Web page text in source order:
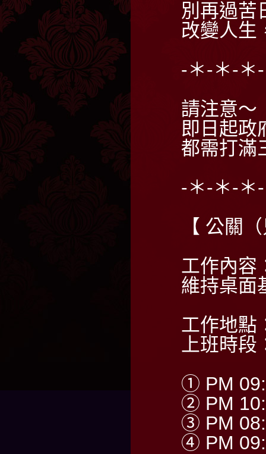
別再過苦
改變人生
-＊-＊-＊
請注意～
即日起政
都需打滿
-＊-＊-＊
【 公關
工作內容
維持桌面
工作地點
上班時段
① PM
② PM
③ PM
④ PM